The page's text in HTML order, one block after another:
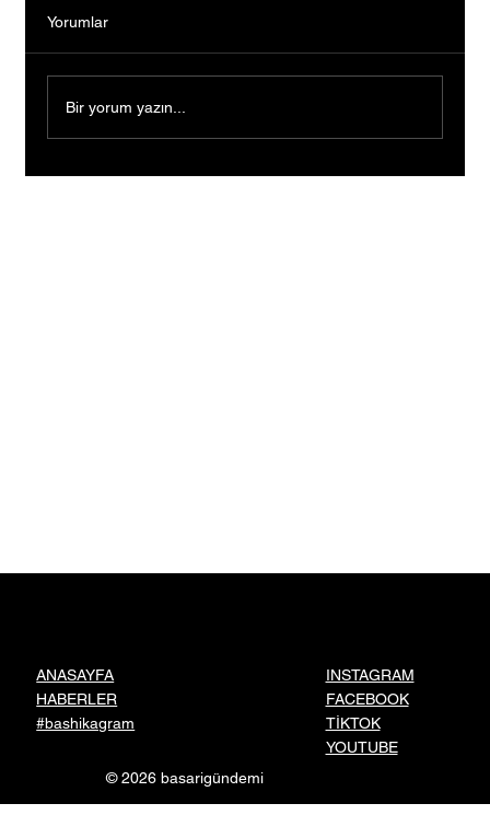
Yorumlar
Bir yorum yazın...
ANASAYFA
HABERLER
#bashikagram
INSTAGRAM
FACEBOOK
TİKTOK
YOUTUBE
© 2026 basarigündemi